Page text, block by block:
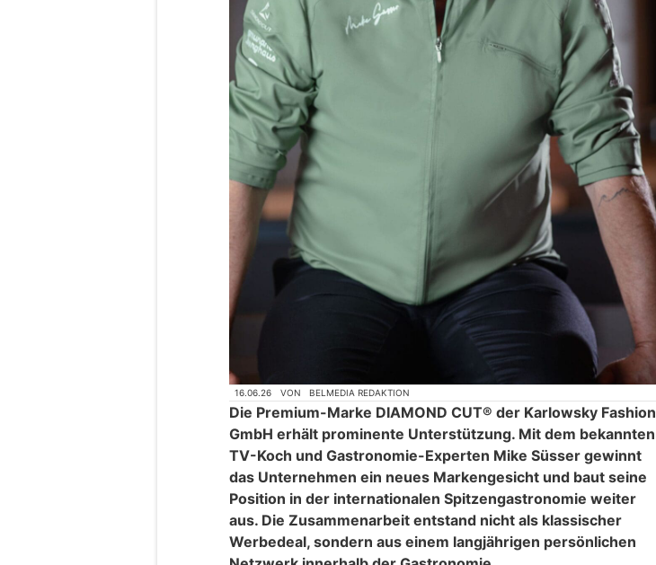
16.06.26 VON BELMEDIA REDAKTION
Die Premium-Marke DIAMOND CUT® der Karlowsky Fashion
GmbH erhält prominente Unterstützung. Mit dem bekannten
TV-Koch und Gastronomie-Experten Mike Süsser gewinnt
das Unternehmen ein neues Markengesicht und baut seine
Position in der internationalen Spitzengastronomie weiter
aus. Die Zusammenarbeit entstand nicht als klassischer
Werbedeal, sondern aus einem langjährigen persönlichen